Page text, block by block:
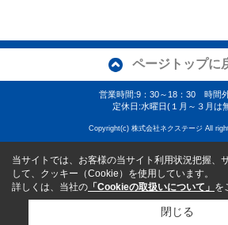
ページトップに
営業時間:9：30～18：30 時間
定休日:水曜日(１月～３月は
Copyright(c) 株式会社ネクステージ All
当サイトでは、お客様の当サイト利用状況把握、
して、クッキー（Cookie）を使用しています。
詳しくは、当社の 「Cookieの取扱いについて」 を
閉じる